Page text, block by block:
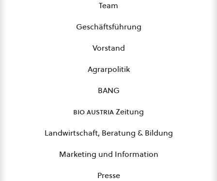
Team
Geschäftsführung
Vorstand
Agrarpolitik
BANG
bio austriaZeitung
Landwirtschaft, Beratung & Bildung
Marketing und Information
Presse